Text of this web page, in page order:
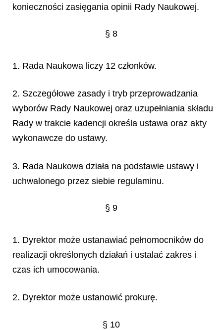
konieczności zasięgania opinii Rady Naukowej.
§ 8
1. Rada Naukowa liczy 12 członków.
2. Szczegółowe zasady i tryb przeprowadzania
wyborów Rady Naukowej oraz uzupełniania składu
Rady w trakcie kadencji określa ustawa oraz akty
wykonawcze do ustawy.
3. Rada Naukowa działa na podstawie ustawy i
uchwalonego przez siebie regulaminu.
§ 9
1. Dyrektor może ustanawiać pełnomocników do
realizacji określonych działań i ustalać zakres i
czas ich umocowania.
2. Dyrektor może ustanowić prokurę.
§ 10